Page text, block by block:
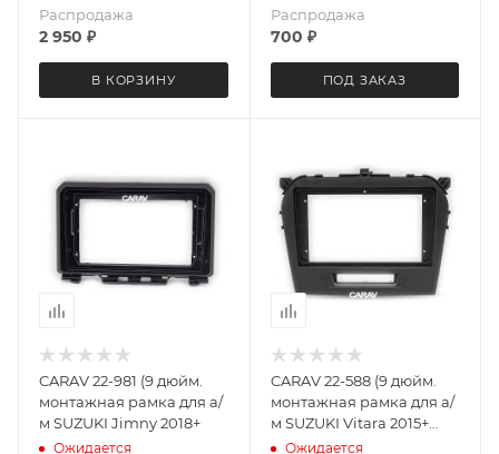
Распродажа
2 950 ₽
В КОРЗИНУ
Распродажа
700 ₽
ПОД ЗАКАЗ
CARAV 22-981 (9 дюйм.
монтажная рамка для а/
м SUZUKI Jimny 2018+
Ожидается
CARAV 22-588 (9 дюйм.
монтажная рамка для а/
м SUZUKI Vitara 2015+
(черный)
Ожидается